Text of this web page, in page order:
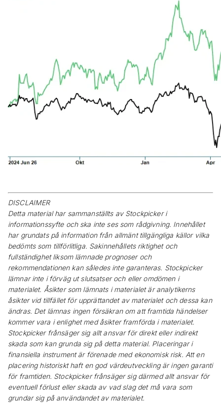
DISCLAIMER
Detta material har sammanställts av Stockpicker i
informationssyfte och ska inte ses som rådgivning. Innehållet
har grundats på information från allmänt tillgängliga källor vilka
bedömts som tillförlitliga. Sakinnehållets riktighet och
fullständighet liksom lämnade prognoser och
rekommendationen kan således inte garanteras. Stockpicker
lämnar inte i förväg ut slutsatser och eller omdömen i
materialet. Åsikter som lämnats i materialet är analytikerns
åsikter vid tillfället för upprättandet av materialet och dessa kan
ändras. Det lämnas ingen försäkran om att framtida händelser
kommer vara i enlighet med åsikter framförda i materialet.
Stockpicker frånsäger sig allt ansvar för direkt eller indirekt
skada som kan grunda sig på detta material. Placeringar i
finansiella instrument är förenade med ekonomisk risk. Att en
placering historiskt haft en god värdeutveckling är ingen garanti
för framtiden. Stockpicker frånsäger sig därmed allt ansvar för
eventuell förlust eller skada av vad slag det må vara som
grundar sig på användandet av materialet.